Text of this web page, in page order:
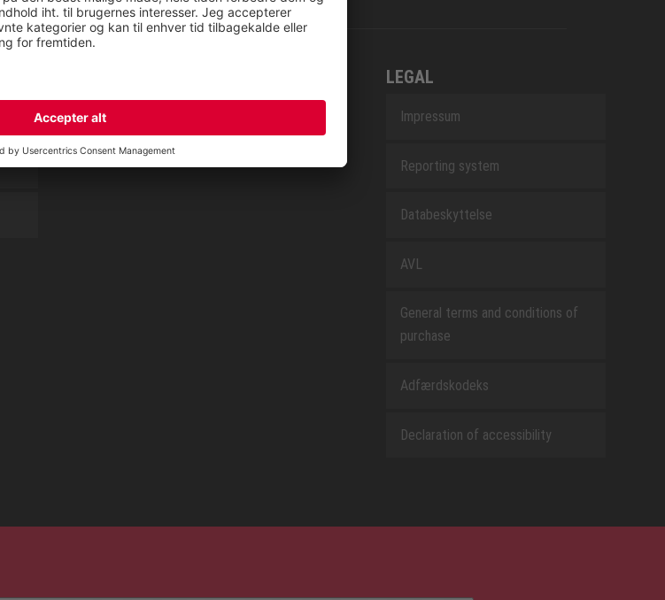
LEGAL
Impressum
Reporting system
Databeskyttelse
AVL
General terms and conditions of
purchase
Adfærdskodeks
Declaration of accessibility